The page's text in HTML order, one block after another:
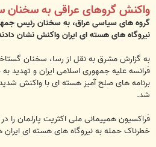
واکنش گروهای عراقی به سخنان
گروه های سیاسی عراق، به سخنان رئیس
نیروگاه های هسته ای ایران واکنش نشان
به گزارش مشرق به نقل از رسا، سخنان
فرانسه علیه جمهوری اسلامی ایران و تهدید
برنامه های صلح آمیز هسته ای با واکنش
شد.
فراکسیون همپیمانی ملی اکثریت پارلمان را
خطرناک حمله به نیروگاه های هسته ای ایران